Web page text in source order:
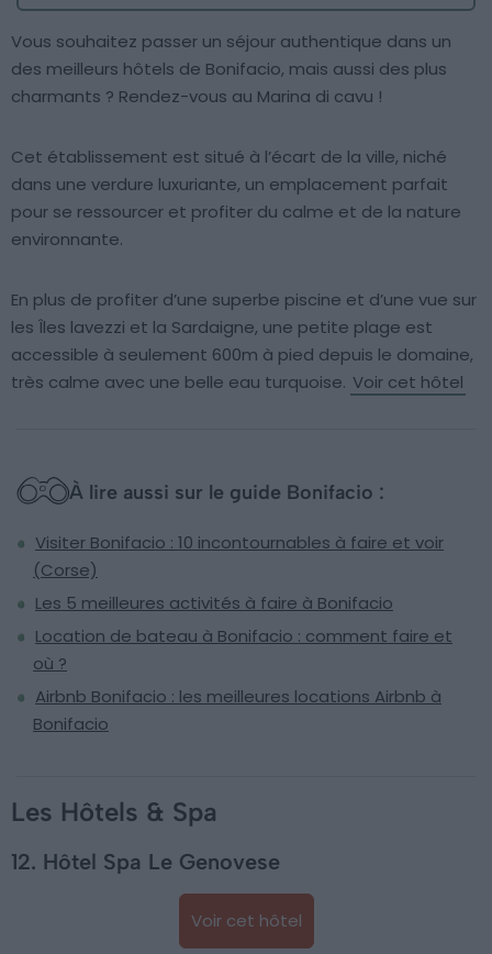
Vous souhaitez passer un séjour authentique dans un
des meilleurs hôtels de Bonifacio, mais aussi des plus
charmants ? Rendez-vous au Marina di cavu !
Cet établissement est situé à l’écart de la ville, niché
dans une verdure luxuriante, un emplacement parfait
pour se ressourcer et profiter du calme et de la nature
environnante.
En plus de profiter d’une superbe piscine et d’une vue sur
les Îles lavezzi et la Sardaigne, une petite plage est
accessible à seulement 600m à pied depuis le domaine,
très calme avec une belle eau turquoise. Voir cet hôtel
À lire aussi sur le guide Bonifacio :
Visiter Bonifacio : 10 incontournables à faire et voir
(Corse)
Les 5 meilleures activités à faire à Bonifacio
Location de bateau à Bonifacio : comment faire et
où ?
Airbnb Bonifacio : les meilleures locations Airbnb à
Bonifacio
Les Hôtels & Spa
12. Hôtel Spa Le Genovese
Voir cet hôtel